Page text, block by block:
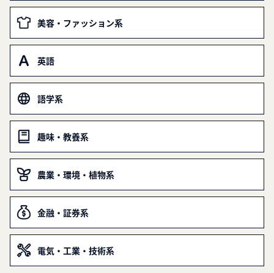
美容・ファッション系
英語
語学系
趣味・教養系
農業・環境・植物系
金融・証券系
電気・工業・技術系